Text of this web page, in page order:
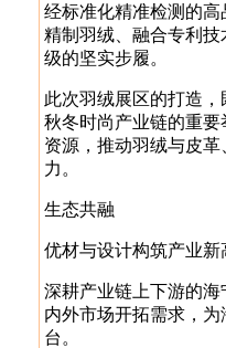
经标准化精准检测的
精制羽绒、融合专利
级的坚实步履。
此次羽绒展区的打造
秋冬时尚产业链的重
资源，推动羽绒与皮
力。
生态共融
优材与设计构筑产业新
深耕产业链上下游的
内外市场开拓需求，
台。